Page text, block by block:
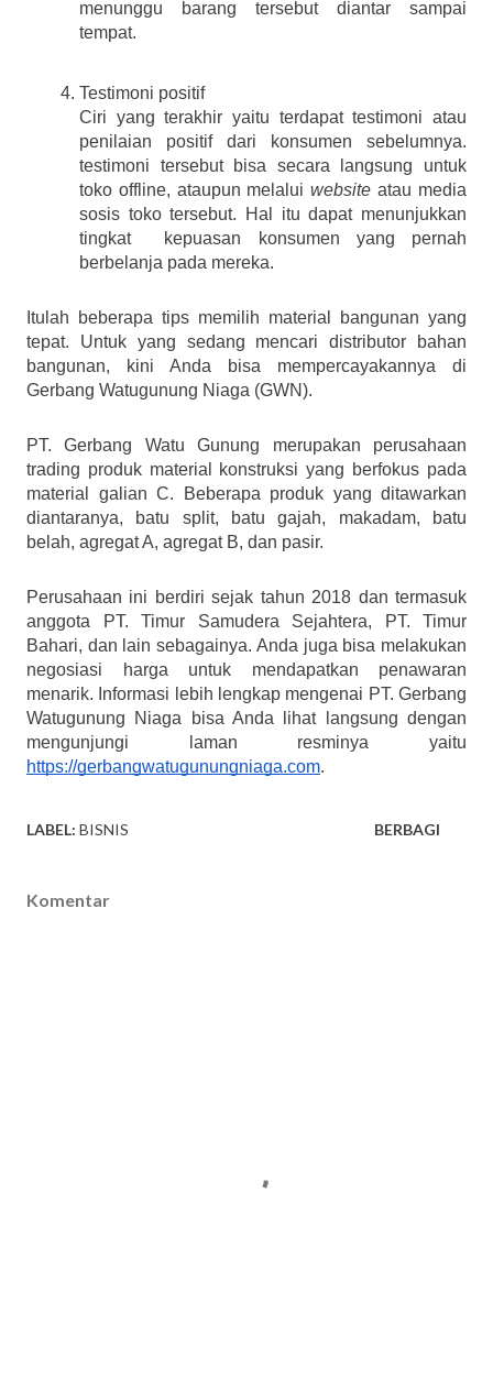
menunggu barang tersebut diantar sampai
tempat.
Testimoni positif
Ciri yang terakhir yaitu terdapat testimoni atau
penilaian positif dari konsumen sebelumnya.
testimoni tersebut bisa secara langsung untuk
toko offline, ataupun melalui website atau media
sosis toko tersebut. Hal itu dapat menunjukkan
tingkat  kepuasan konsumen yang pernah
berbelanja pada mereka.
Itulah beberapa tips memilih material bangunan yang
tepat. Untuk yang sedang mencari distributor bahan
bangunan, kini Anda bisa mempercayakannya di
Gerbang Watugunung Niaga (GWN).
PT. Gerbang Watu Gunung merupakan perusahaan
trading produk material konstruksi yang berfokus pada
material galian C. Beberapa produk yang ditawarkan
diantaranya, batu split, batu gajah, makadam, batu
belah, agregat A, agregat B, dan pasir.
Perusahaan ini berdiri sejak tahun 2018 dan termasuk
anggota PT. Timur Samudera Sejahtera, PT. Timur
Bahari, dan lain sebagainya. Anda juga bisa melakukan
negosiasi harga untuk mendapatkan penawaran
menarik. Informasi lebih lengkap mengenai PT. Gerbang
Watugunung Niaga bisa Anda lihat langsung dengan
https://gerbangwatugunungniaga.com.
LABEL: BISNIS BERBAGI
Komentar